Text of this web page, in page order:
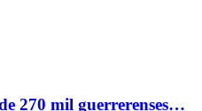
270 mil guerrerenses…